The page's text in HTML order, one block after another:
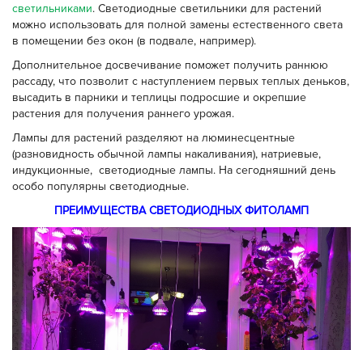
светильниками. Светодиодные светильники для растений
можно использовать для полной замены естественного света
в помещении без окон (в подвале, например).
Дополнительное досвечивание поможет получить раннюю
рассаду, что позволит с наступлением первых теплых деньков,
высадить в парники и теплицы подросшие и окрепшие
растения для получения раннего урожая.
Лампы для растений разделяют на люминесцентные
(разновидность обычной лампы накаливания), натриевые,
индукционные, светодиодные лампы. На сегодняшний день
особо популярны светодиодные.
ПРЕИМУЩЕСТВА СВЕТОДИОДНЫХ ФИТОЛАМП